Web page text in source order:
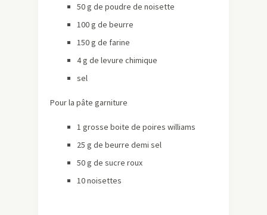
50 g de poudre de noisette
100 g de beurre
150 g de farine
4 g de levure chimique
sel
Pour la pâte garniture
1 grosse boite de poires williams
25 g de beurre demi sel
50 g de sucre roux
10 noisettes